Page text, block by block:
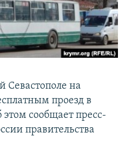
Севастополе на
проезд в
этом сообщает пресс-
правительства